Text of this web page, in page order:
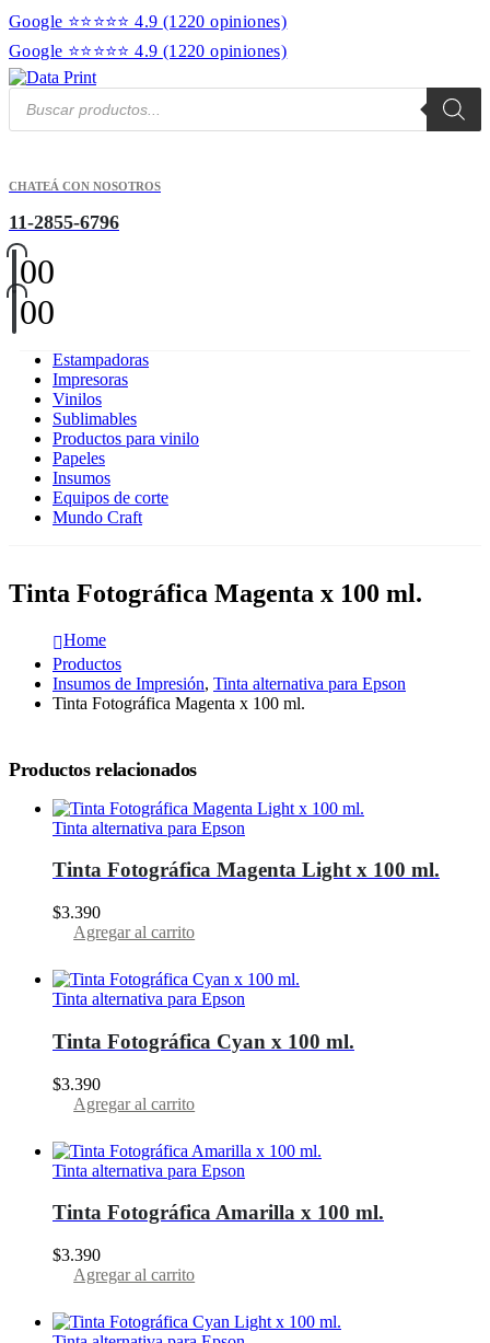
Google ⭐⭐⭐⭐⭐ 4.9 (1220 opiniones)
Google ⭐⭐⭐⭐⭐ 4.9 (1220 opiniones)
Products
search
CHATEÁ CON NOSOTROS
11-2855-6796
00
00
Estampadoras
Impresoras
Vinilos
Sublimables
Productos para vinilo
Papeles
Insumos
Equipos de corte
Mundo Craft
Tinta Fotográfica Magenta x 100 ml.
Home
Productos
Insumos de Impresión, Tinta alternativa para Epson
Tinta Fotográfica Magenta x 100 ml.
Productos relacionados
Tinta alternativa para Epson
Tinta Fotográfica Magenta Light x 100 ml.
$3.390
Agregar al carrito
Tinta alternativa para Epson
Tinta Fotográfica Cyan x 100 ml.
$3.390
Agregar al carrito
Tinta alternativa para Epson
Tinta Fotográfica Amarilla x 100 ml.
$3.390
Agregar al carrito